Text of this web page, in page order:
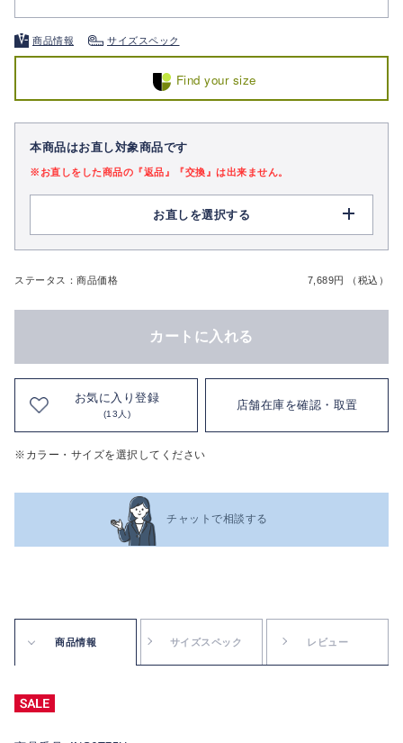
商品情報 サイズスペック
Find your size
本商品はお直し対象商品です
※お直しをした商品の『返品』『交換』は出来ません。
お直しを選択する
ステータス：商品価格 7,689円 （税込）
カートに入れる
お気に入り登録
(13人)
店舗在庫を確認・取置
※カラー・サイズを選択してください
チャットで相談する
商品情報 サイズスペック レビュー